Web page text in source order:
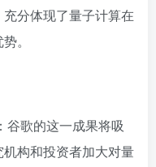
分体现了量子计算在
。
：谷歌的这一成果将吸
构和投资者加大对量